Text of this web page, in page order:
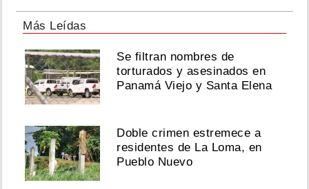
Más Leídas
Se filtran nombres de
torturados y asesinados en
Panamá Viejo y Santa Elena
Doble crimen estremece a
residentes de La Loma, en
Pueblo Nuevo